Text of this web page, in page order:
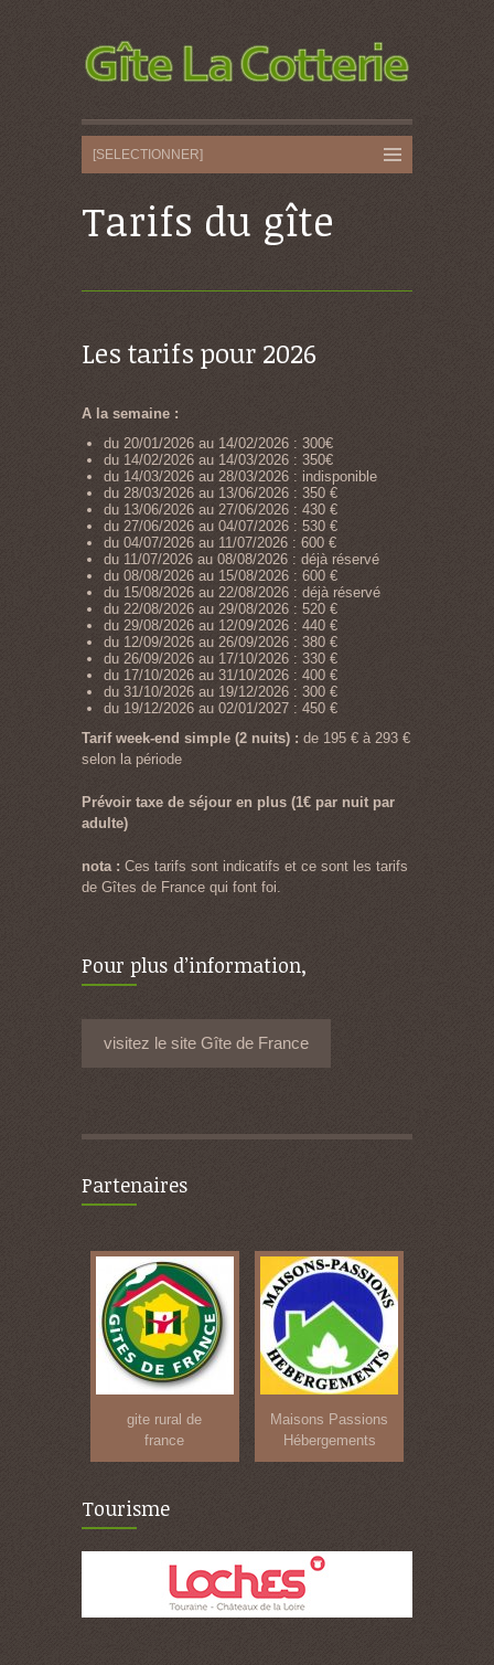
Tarifs du gîte
Les tarifs pour 2026
A la semaine :
du 20/01/2026 au 14/02/2026 : 300€
du 14/02/2026 au 14/03/2026 : 350€
du 14/03/2026 au 28/03/2026 : indisponible
du 28/03/2026 au 13/06/2026 : 350 €
du 13/06/2026 au 27/06/2026 : 430 €
du 27/06/2026 au 04/07/2026 : 530 €
du 04/07/2026 au 11/07/2026 : 600 €
du 11/07/2026 au 08/08/2026 : déjà réservé
du 08/08/2026 au 15/08/2026 : 600 €
du 15/08/2026 au 22/08/2026 : déjà réservé
du 22/08/2026 au 29/08/2026 : 520 €
du 29/08/2026 au 12/09/2026 : 440 €
du 12/09/2026 au 26/09/2026 : 380 €
du 26/09/2026 au 17/10/2026 : 330 €
du 17/10/2026 au 31/10/2026 : 400 €
du 31/10/2026 au 19/12/2026 : 300 €
du 19/12/2026 au 02/01/2027 : 450 €
Tarif week-end simple (2 nuits) : de 195 € à 293 €
selon la période
Prévoir taxe de séjour en plus (1€ par nuit par
adulte)
nota : Ces tarifs sont indicatifs et ce sont les tarifs
de Gîtes de France qui font foi.
Pour plus d’information,
visitez le site Gîte de France
Partenaires
gite rural de
france
Maisons Passions
Hébergements
Tourisme